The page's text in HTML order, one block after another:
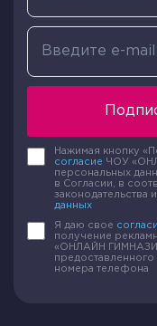
Нажимая кнопку
согласие ЧОУ
персональных
в Согласии, в
законодательства и
данных
Я даю свое
получение
«ОНЛАЙН
номера телефона